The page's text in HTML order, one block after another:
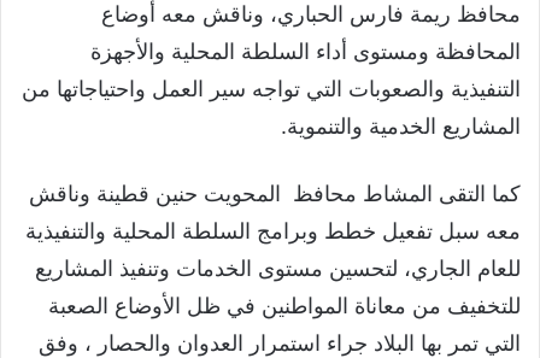
محافظ ريمة فارس الحباري، وناقش معه أوضاع
المحافظة ومستوى أداء السلطة المحلية والأجهزة
التنفيذية والصعوبات التي تواجه سير العمل واحتياجاتها من
المشاريع الخدمية والتنموية.
كما التقى المشاط محافظ المحويت حنين قطينة وناقش
معه سبل تفعيل خطط وبرامج السلطة المحلية والتنفيذية
للعام الجاري، لتحسين مستوى الخدمات وتنفيذ المشاريع
للتخفيف من معاناة المواطنين في ظل الأوضاع الصعبة
التي تمر بها البلاد جراء استمرار العدوان والحصار ، وفق